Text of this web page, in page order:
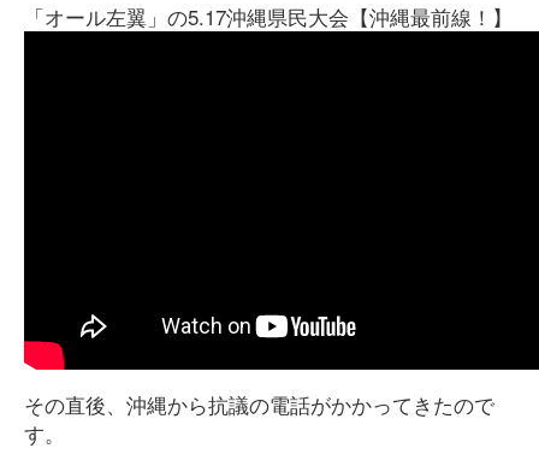
「オール左翼」の5.17沖縄県民大会【沖縄最前線！】
その直後、沖縄から抗議の電話がかかってきたので
す。